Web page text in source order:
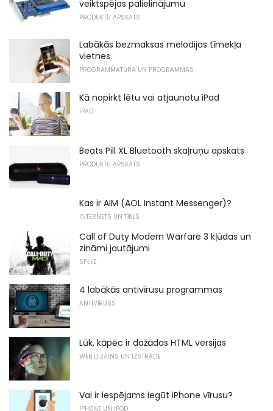
veiktspējas palielinājumu
PRODUKTU APSKATS
Labākās bezmaksas melodijas tīmekļa
vietnes
PROGRAMMATŪRA UN PROGRAMMAS
Kā nopirkt lētu vai atjaunotu iPad
IPAD
Beats Pill XL Bluetooth skaļruņu apskats
PRODUKTU APSKATS
Kas ir AIM (AOL Instant Messenger)?
INTERNETS UN TĪKLS
Call of Duty Modern Warfare 3 kļūdas un
zināmi jautājumi
SPĒLE
4 labākās antivīrusu programmas
ANTIVĪRUSS
Lūk, kāpēc ir dažādas HTML versijas
WEB DIZAINS UN IZSTRĀDE
Vai ir iespējams iegūt iPhone vīrusu?
IPHONE UN IPOD